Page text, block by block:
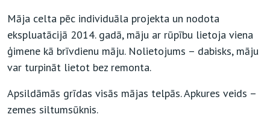
Māja celta pēc individuāla projekta un nodota
ekspluatācijā 2014. gadā, māju ar rūpību lietoja viena
ģimene kā brīvdienu māju. Nolietojums – dabisks, māju
var turpināt lietot bez remonta.
Apsildāmās grīdas visās mājas telpās. Apkures veids –
zemes siltumsūknis.